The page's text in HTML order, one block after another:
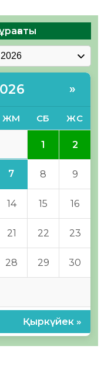
»
ЖМ СБ ЖС
1 2
7 8 9
14 15 16
21 22 23
28 29 30
Қыркүйек »